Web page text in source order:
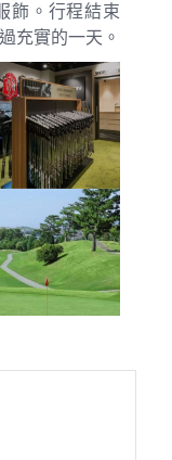
飾。行程結束
充實的一天。